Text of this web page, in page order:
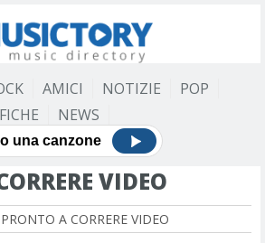
AMICI NOTIZIE
POP
NEWS
VIDEO
PRONTO A CORRERE VIDEO